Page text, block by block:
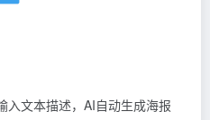
入文本描述，AI自动生成海报